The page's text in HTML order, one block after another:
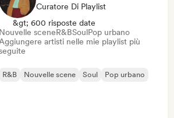
Curatore Di Playlist
&gt; 600 risposte date
Nouvelle sceneR&BSoulPop urbano
artisti nelle mie playlist più
R&B Nouvelle scene Soul Pop urbano